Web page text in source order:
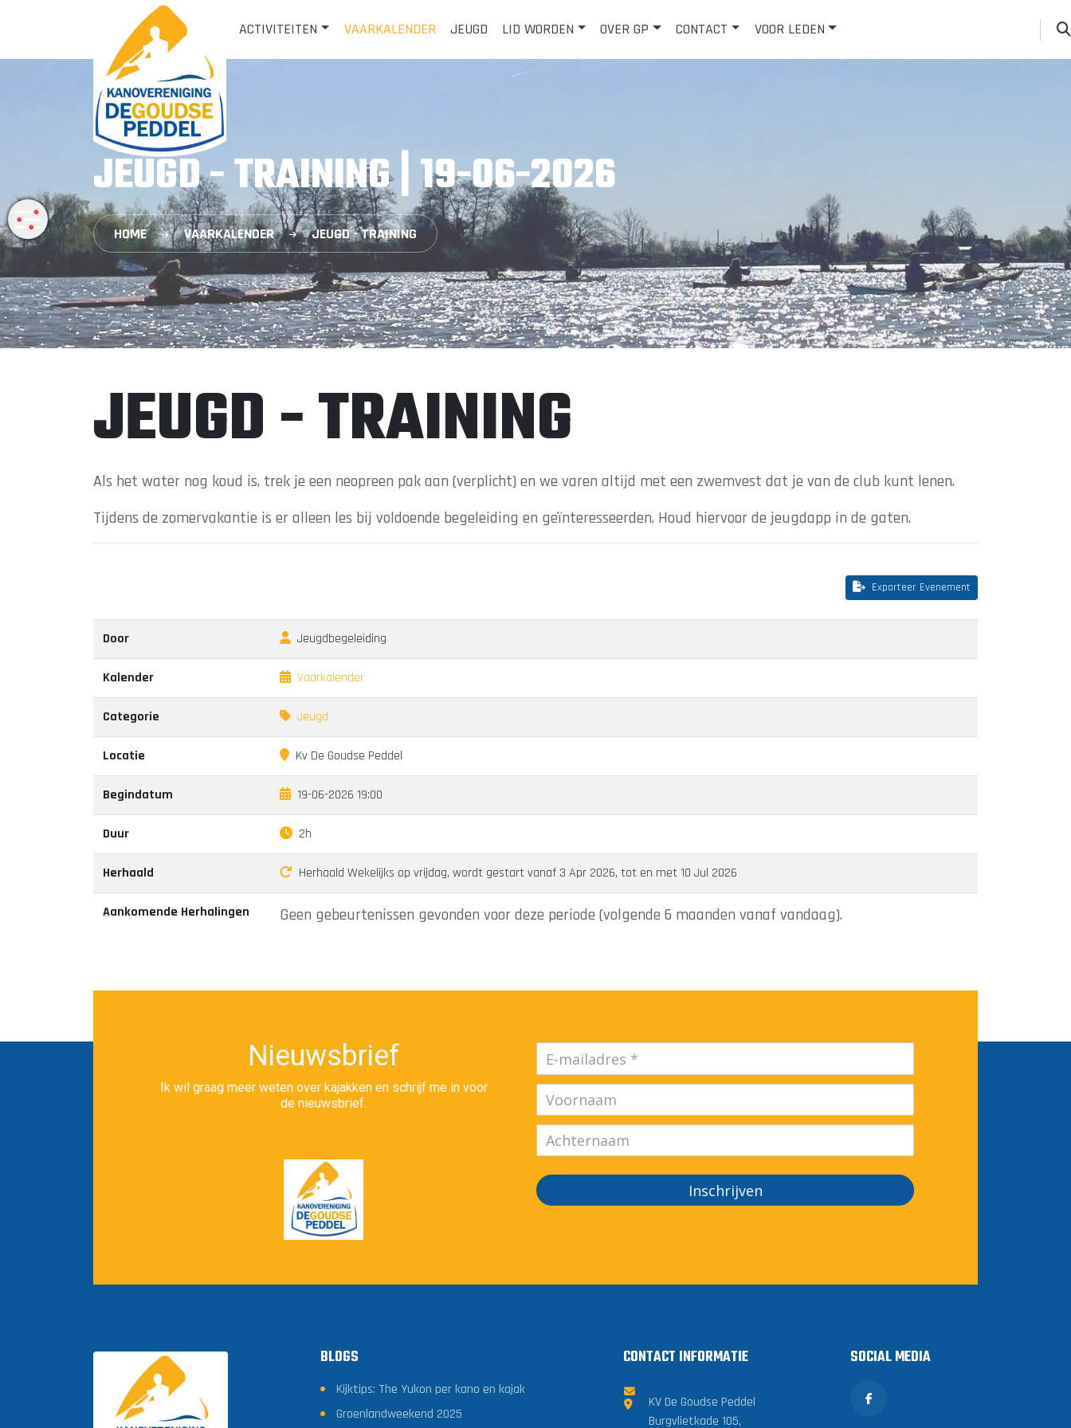
ACTIVITEITEN VAARKALENDER JEUGD LID WORDEN OVER GP CONTACT VOOR LEDEN
JEUGD - TRAINING | 19-06-2026
HOME VAARKALENDER JEUGD - TRAINING
JEUGD - TRAINING
Als het water nog koud is, trek je een neopreen pak aan (verplicht) en we varen altijd met een zwemvest dat je van de club kunt lenen.
Tijdens de zomervakantie is er alleen les bij voldoende begeleiding en geïnteresseerden. Houd hiervoor de jeugdapp in de gaten.
Exporteer Evenement
Door Jeugdbegeleiding
Kalender Vaarkalender
Categorie Jeugd
Locatie Kv De Goudse Peddel
Begindatum 19-06-2026 19:00
Duur 2h
Herhaald Herhaald Wekelijks op vrijdag, wordt gestart vanaf 3 Apr 2026, tot en met 10 Jul 2026
Aankomende Herhalingen Geen gebeurtenissen gevonden voor deze periode (volgende 6 maanden vanaf vandaag).
Nieuwsbrief
Ik wil graag meer weten over kajakken en schrijf me in voor
de nieuwsbrief.
Inschrijven
BLOGS
Kijktips: The Yukon per kano en kajak
Groenlandweekend 2025
CONTACT INFORMATIE
KV De Goudse Peddel
Burgvlietkade 105,
SOCIAL MEDIA